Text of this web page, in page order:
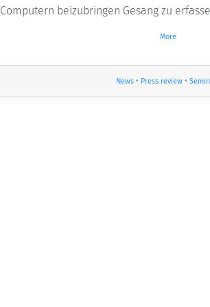
Computern beizubringen Gesang zu
More
News • Press review •